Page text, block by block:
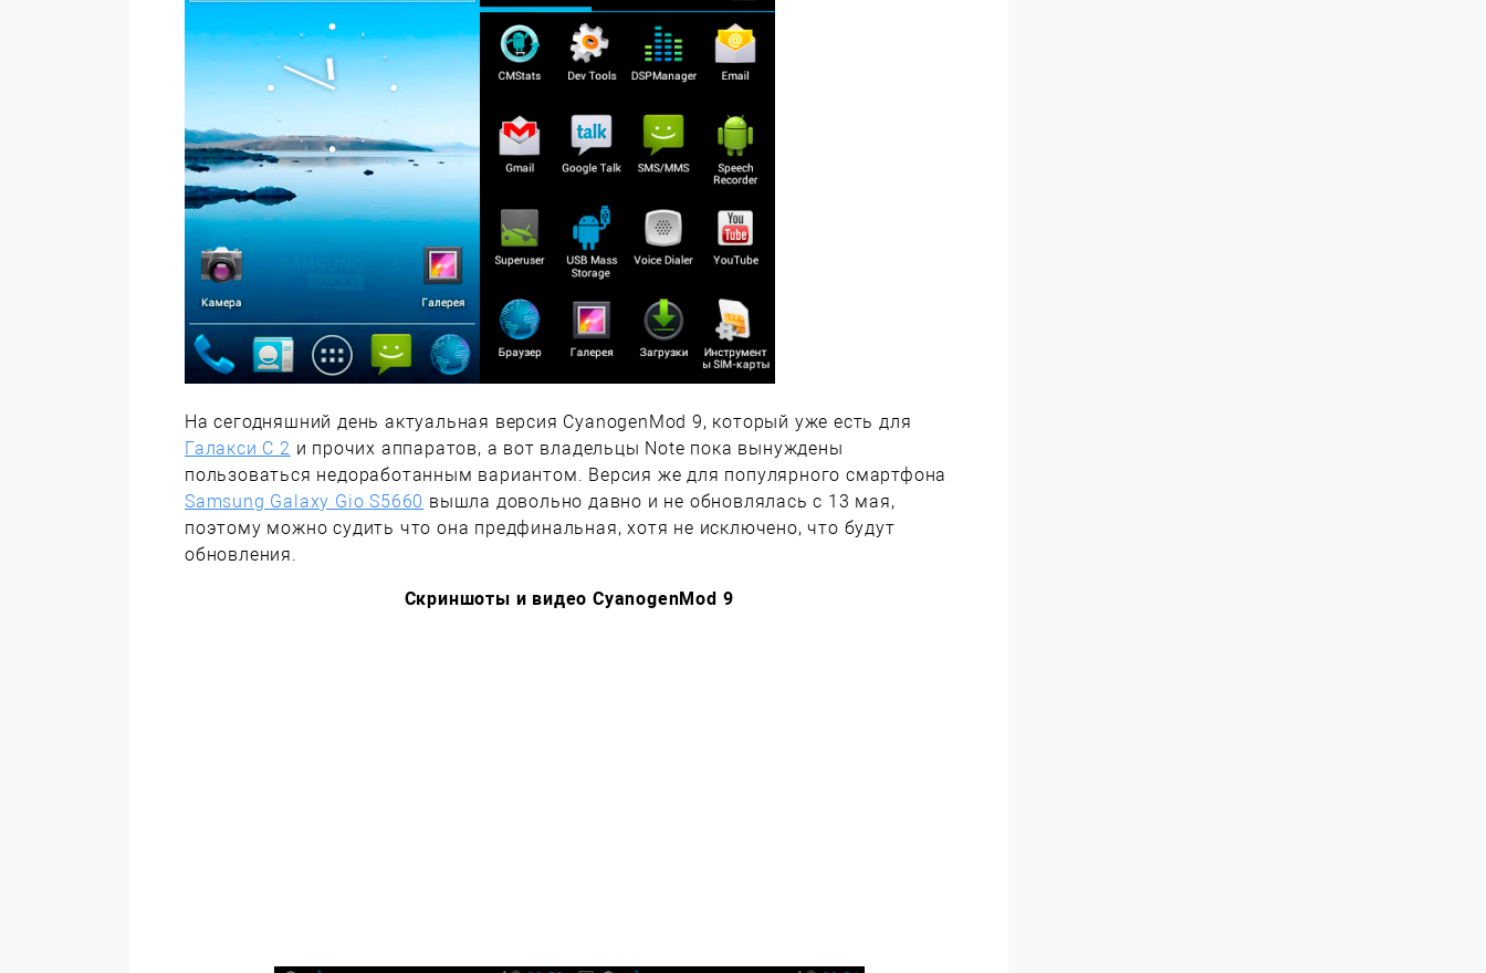
На сегодняшний день актуальная версия CyanogenMod 9, который уже есть для
Галакси С 2 и прочих аппаратов, а вот владельцы Note пока вынуждены
пользоваться недоработанным вариантом. Версия же для популярного смартфона
Samsung Galaxy Gio S5660 вышла довольно давно и не обновлялась с 13 мая,
поэтому можно судить что она предфинальная, хотя не исключено, что будут
обновления.
Скриншоты и видео CyanogenMod 9